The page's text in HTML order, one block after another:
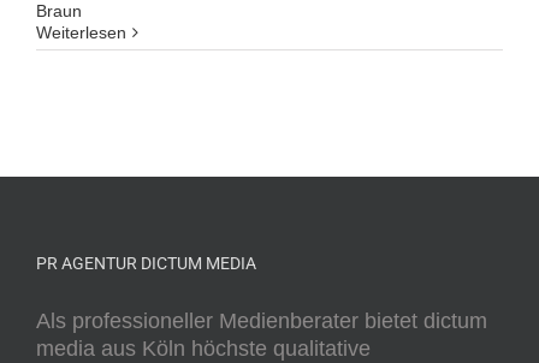
Braun
Weiterlesen
PR AGENTUR DICTUM MEDIA
Als professioneller Medienberater bietet dictum
media aus Köln höchste qualitative